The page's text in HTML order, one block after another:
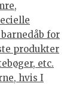
for
produkter
etc.
hvis I